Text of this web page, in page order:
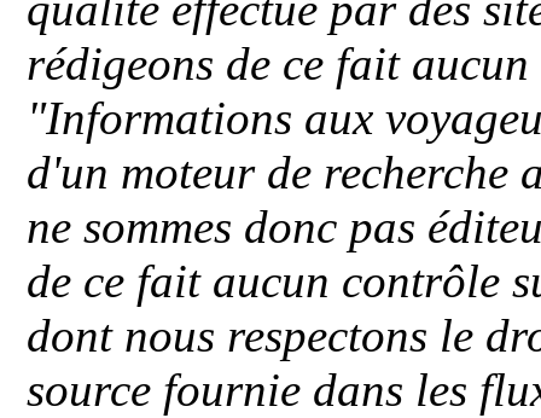
rédigeons de ce fait
"Informations aux
d'un moteur de recherche
ne sommes donc pas
de ce fait aucun contrôle
dont nous respectons le
source fournie dans les